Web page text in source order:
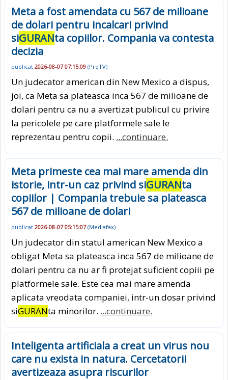
Meta a fost amendata cu 567 de milioane
de dolari pentru incalcari privind
siGURANta copiilor. Compania va contesta
decizia
publicat 2026-08-07 07:15:09 (ProTV)
Un judecator american din New Mexico a dispus,
joi, ca Meta sa plateasca inca 567 de milioane de
dolari pentru ca nu a avertizat publicul cu privire
la pericolele pe care platformele sale le
reprezentau pentru copii. ...continuare.
Meta primeste cea mai mare amenda din
istorie, intr-un caz privind siGURANta
copiilor | Compania trebuie sa plateasca
567 de milioane de dolari
publicat 2026-08-07 05:15:07(Mediafax)
Un judecator din statul american New Mexico a
obligat Meta sa plateasca inca 567 de milioane de
dolari pentru ca nu ar fi protejat suficient copiii pe
platformele sale. Este cea mai mare amenda
aplicata vreodata companiei, intr-un dosar privind
siGURANta minorilor. ...continuare.
Inteligenta artificiala a creat un virus nou
care nu exista in natura. Cercetatorii
avertizeaza asupra riscurilor